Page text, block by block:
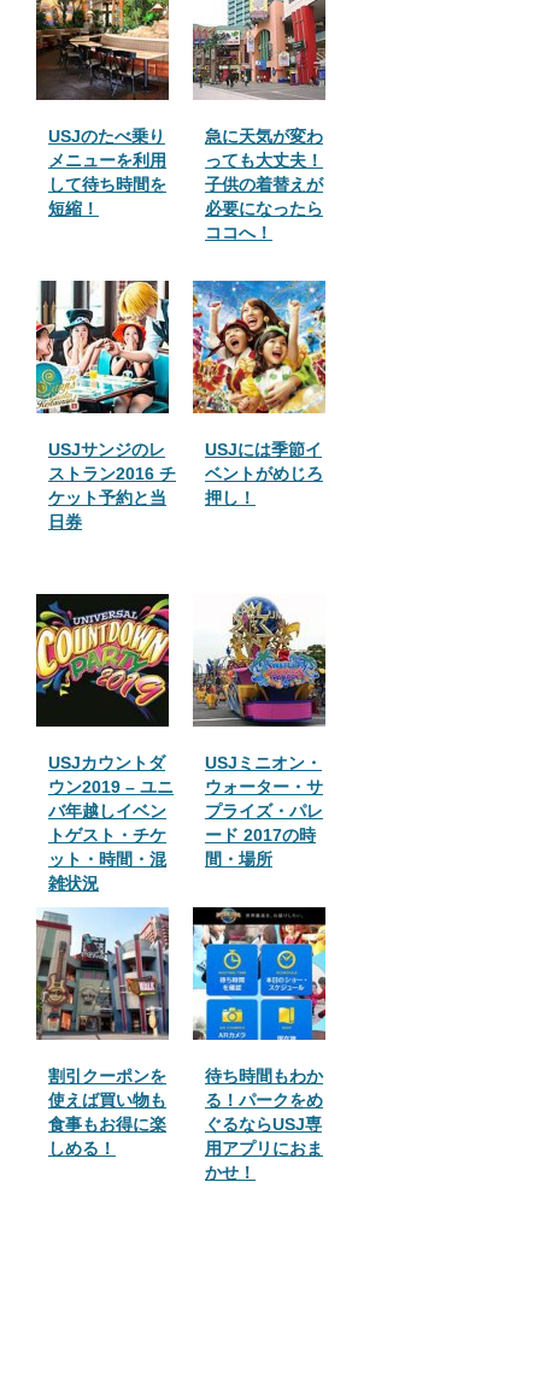
USJのたべ乗り
メニューを利用
して待ち時間を
短縮！
急に天気が変わ
っても大丈夫！
子供の着替えが
必要になったら
ココへ！
USJサンジのレ
ストラン2016 チ
ケット予約と当
日券
USJには季節イ
ベントがめじろ
押し！
USJカウントダ
ウン2019 – ユニ
バ年越しイベン
トゲスト・チケ
ット・時間・混
雑状況
USJミニオン・
ウォーター・サ
プライズ・パレ
ード 2017の時
間・場所
割引クーポンを
使えば買い物も
食事もお得に楽
しめる！
待ち時間もわか
る！パークをめ
ぐるならUSJ専
用アプリにおま
かせ！